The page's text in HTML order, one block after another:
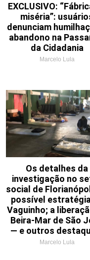
EXCLUSIVO:
miséria”:
denunciam
abandono na
da Cidadania
Marcelo Lula
Os detalhes da
investigação no
social de
possível
Vaguinho; a
Beira-Mar de São
— e outros
Marcelo Lula